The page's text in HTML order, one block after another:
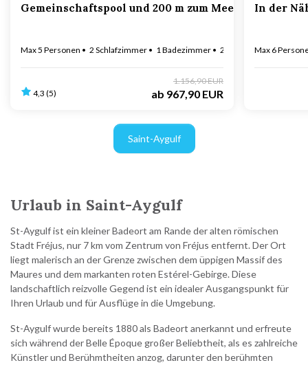
Gemeinschaftspool und 200 m zum Meer in St-Aygulf
Max 5 Personen 2 Schlafzimmer 1 Badezimmer 200 m zur Küste
4,3 (5)
1.156,90 EUR
ab 967,90 EUR
In der
Max 6
Saint-Aygulf
Urlaub in Saint-Aygulf
St-Aygulf ist ein kleiner Badeort am Rande der alten römischen
Stadt Fréjus, nur 7 km vom Zentrum von Fréjus entfernt. Der Ort
liegt malerisch an der Grenze zwischen dem üppigen Massif des
Maures und dem markanten roten Estérel-Gebirge. Diese
landschaftlich reizvolle Gegend ist ein idealer Ausgangspunkt für
Ihren Urlaub und für Ausflüge in die Umgebung.
St-Aygulf wurde bereits 1880 als Badeort anerkannt und erfreute
sich während der Belle Époque großer Beliebtheit, als es zahlreiche
Künstler und Berühmtheiten anzog, darunter den berühmten